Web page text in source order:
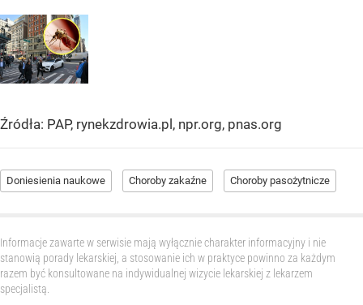
Źródła: PAP, rynekzdrowia.pl, npr.org, pnas.org
Doniesienia naukowe Choroby zakaźne Choroby pasożytnicze
Informacje zawarte w serwisie mają wyłącznie charakter informacyjny i nie
stanowią porady lekarskiej, a stosowanie ich w praktyce powinno za każdym
razem być konsultowane na indywidualnej wizycie lekarskiej z lekarzem
specjalistą.